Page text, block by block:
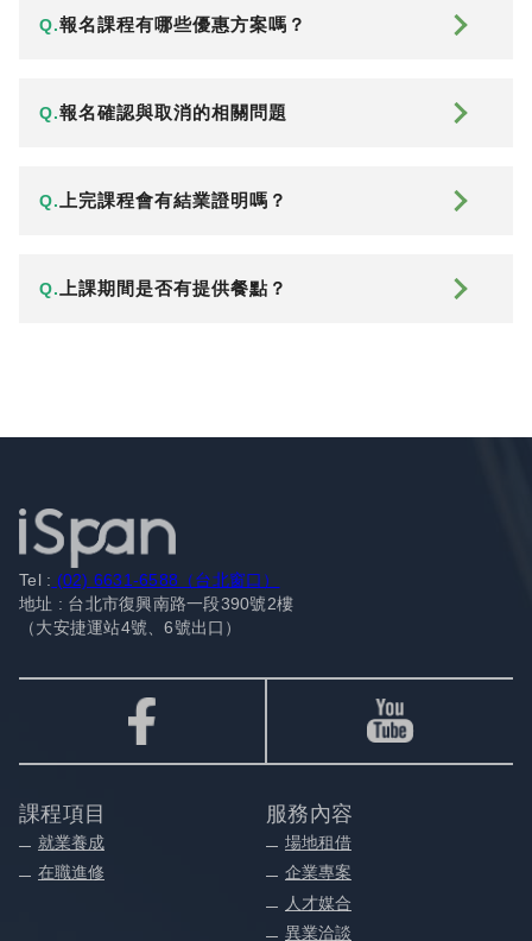
Q.報名課程有哪些優惠方案嗎？
Q.報名確認與取消的相關問題
Q. 上完課程會有結業證明嗎？
Q. 上課期間是否有提供餐點？
Tel : (02) 6631-6588（台北窗口）
地址 : 台北市復興南路一段390號2樓
（大安捷運站4號、6號出口）
課程項目
就業養成
在職進修
服務內容
場地租借
企業專案
人才媒合
異業洽談